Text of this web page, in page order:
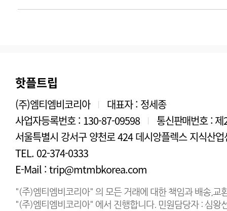
핫플트립
(주)엠티엠비코리아 |
대표자 : 정세종
사업자등록번호 : 130-87-09598
|
통신판매번호 :
서울특별시 강서구 양천로 424 데시앙플렉스 지식산
TEL. 02-374-0333
E-Mail : trip@mtmbkorea.com
"(주)엠티엠비코리아" 의 모든 거래에 대한 책임과 배송,교
"(주)엠티엠비코리아" 에서 진행합니다. 민원담당자 : 심